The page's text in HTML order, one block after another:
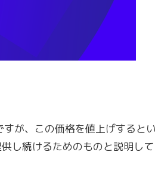
が、この価格を値上げすると
し続けるためのものと説明し